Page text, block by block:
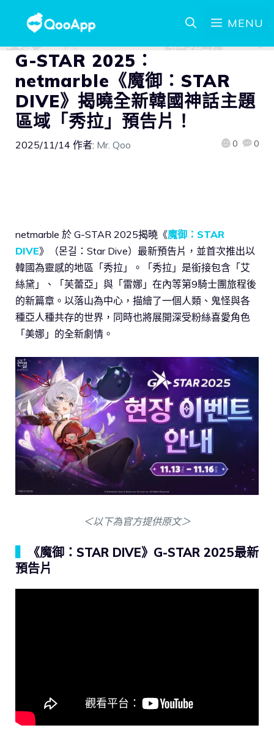
MENU
G-STAR 2025：
netmarble《魔御：STAR
DIVE》揭曉全新韓國神話主題
區域「秀拉」預告片！
2025/11/14 作者: Mr. Qoo 0 0
netmarble 於 G-STAR 2025揭曉《魔御：STAR
DIVE》（몬길：Star Dive）最新預告片，並首次推出以
韓國為靈感的地區「秀拉」。「秀拉」是銜接包含「艾
絲黛」、「芙蕾亞」與「雷娜」在內等第9騎士團旅程後
的新篇章。以落山為中心，描繪了一個人類、鬼怪與各
種亞人種共存的世界，同時也將展開深受粉絲喜愛角色
「美娜」的全新劇情。
＜以下為官方提供原文＞
《魔御：STAR DIVE》G-STAR 2025最新
預告片